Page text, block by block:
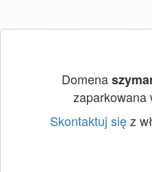
Domena
zaparkowana
Skontaktuj sięz